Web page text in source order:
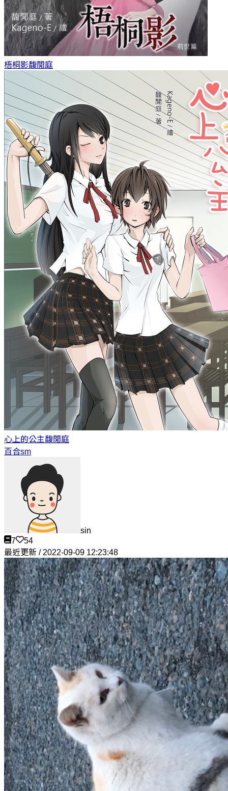
梧桐影馥閒庭
心上的公主馥閒庭
百合sm
sin
7
54
最近更新 / 2022-09-09 12:23:48